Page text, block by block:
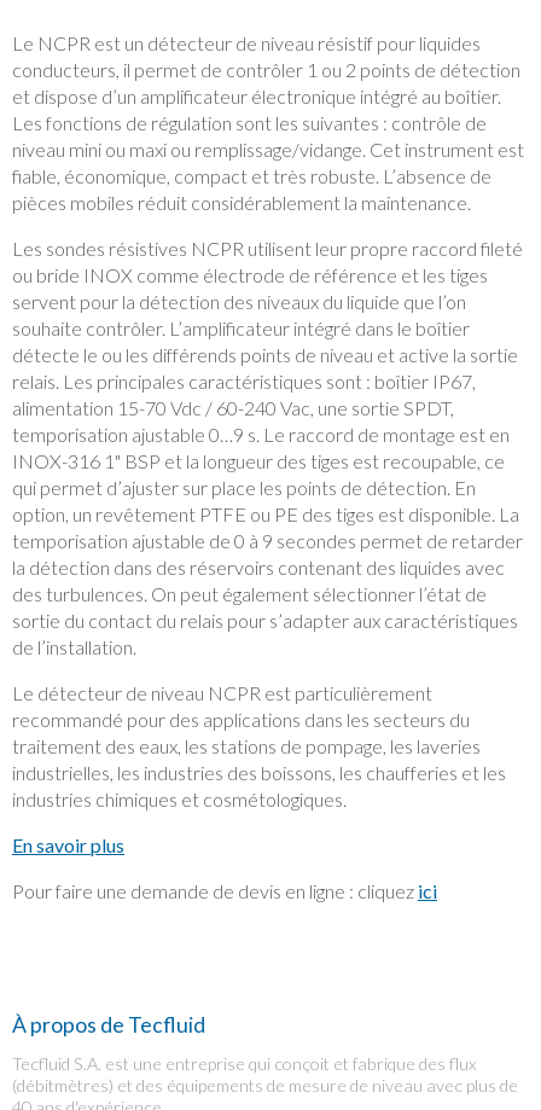
Le NCPR est un détecteur de niveau résistif pour liquides
conducteurs, il permet de contrôler 1 ou 2 points de détection
et dispose d’un amplificateur électronique intégré au boîtier.
Les fonctions de régulation sont les suivantes : contrôle de
niveau mini ou maxi ou remplissage/vidange. Cet instrument est
fiable, économique, compact et très robuste. L’absence de
pièces mobiles réduit considérablement la maintenance.
Les sondes résistives NCPR utilisent leur propre raccord fileté
ou bride INOX comme électrode de référence et les tiges
servent pour la détection des niveaux du liquide que l’on
souhaite contrôler. L’amplificateur intégré dans le boîtier
détecte le ou les différends points de niveau et active la sortie
relais. Les principales caractéristiques sont : boîtier IP67,
alimentation 15-70 Vdc / 60-240 Vac, une sortie SPDT,
temporisation ajustable 0…9 s. Le raccord de montage est en
INOX-316 1" BSP et la longueur des tiges est recoupable, ce
qui permet d’ajuster sur place les points de détection. En
option, un revêtement PTFE ou PE des tiges est disponible. La
temporisation ajustable de 0 à 9 secondes permet de retarder
la détection dans des réservoirs contenant des liquides avec
des turbulences. On peut également sélectionner l’état de
sortie du contact du relais pour s’adapter aux caractéristiques
de l’installation.
Le détecteur de niveau NCPR est particulièrement
recommandé pour des applications dans les secteurs du
traitement des eaux, les stations de pompage, les laveries
industrielles, les industries des boissons, les chaufferies et les
industries chimiques et cosmétologiques.
En savoir plus
Pour faire une demande de devis en ligne : cliquez ici
À propos de Tecfluid
Tecfluid S.A. est une entreprise qui conçoit et fabrique des flux
(débitmètres) et des équipements de mesure de niveau avec plus de